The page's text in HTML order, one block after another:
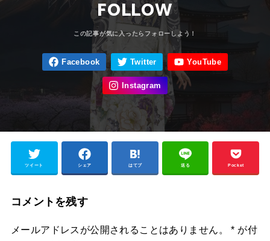
FOLLOW
ツイート シェア はてブ 送る Pocket
コメントを残す
メールアドレスが公開されることはありません。 * が付